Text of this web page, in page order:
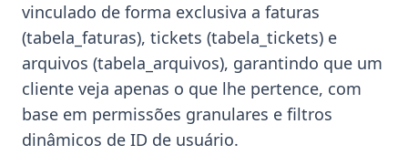
vinculado de forma exclusiva a faturas
(tabela_faturas), tickets (tabela_tickets) e
arquivos (tabela_arquivos), garantindo que um
cliente veja apenas o que lhe pertence, com
base em permissões granulares e filtros
dinâmicos de ID de usuário.